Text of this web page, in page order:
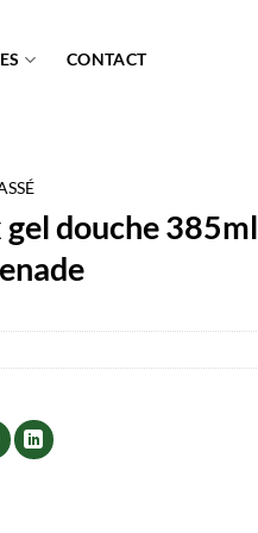
CONTACT
douche 385ml